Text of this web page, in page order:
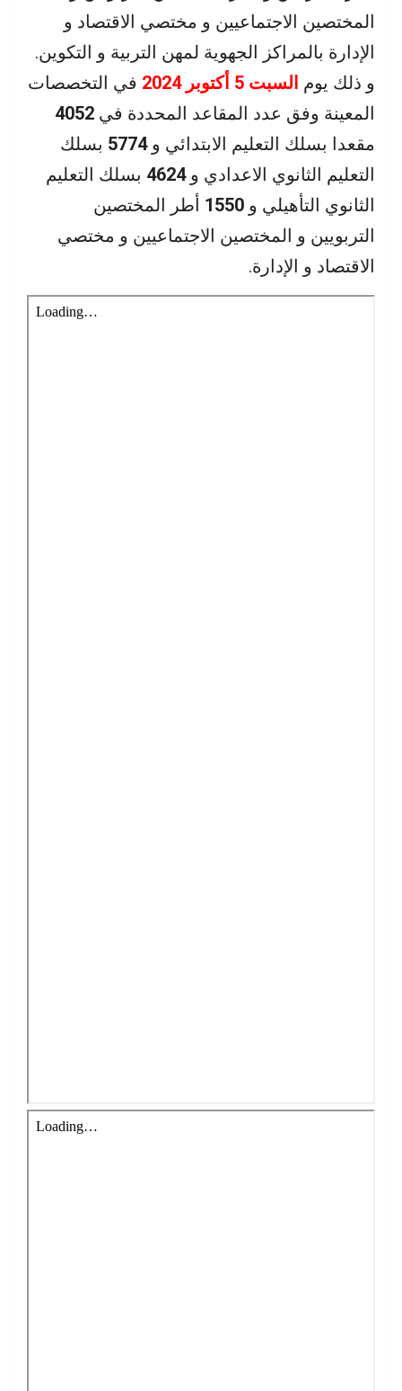
المختصين الاجتماعيين و مختصي الاقتصاد و
الإدارة بالمراكز الجهوية لمهن التربية و التكوين.
و ذلك يوم السبت 5 أكتوبر 2024
في التخصصات
المعينة وفق عدد المقاعد المحددة في 4052
مقعدا بسلك التعليم الابتدائي و5774 بسلك
التعليم الثانوي الاعدادي و4624 بسلك التعليم
الثانوي التأهيلي و 1550 أطر المختصين
التربويين و المختصين الاجتماعيين و مختصي
الاقتصاد و الإدارة.